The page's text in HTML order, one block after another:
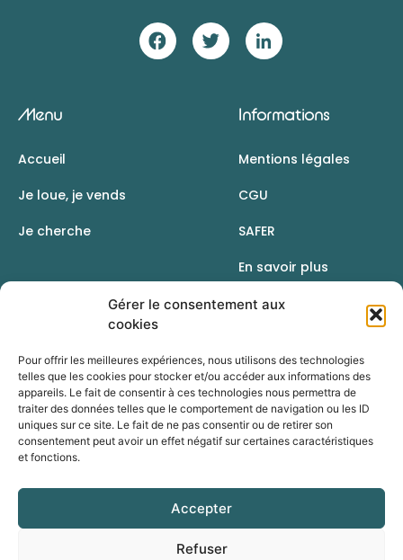
Gérer le consentement aux
cookies
Pour offrir les meilleures expériences, nous utilisons des technologies
telles que les cookies pour stocker et/ou accéder aux informations des
appareils. Le fait de consentir à ces technologies nous permettra de
traiter des données telles que le comportement de navigation ou les ID
uniques sur ce site. Le fait de ne pas consentir ou de retirer son
consentement peut avoir un effet négatif sur certaines caractéristiques
et fonctions.
Accepter
Refuser
Menu
Accueil
Je loue, je vends
Je cherche
Informations
Mentions légales
CGU
SAFER
En savoir plus
Contact
Une initiative de la Chambre d’agriculture du Rhône